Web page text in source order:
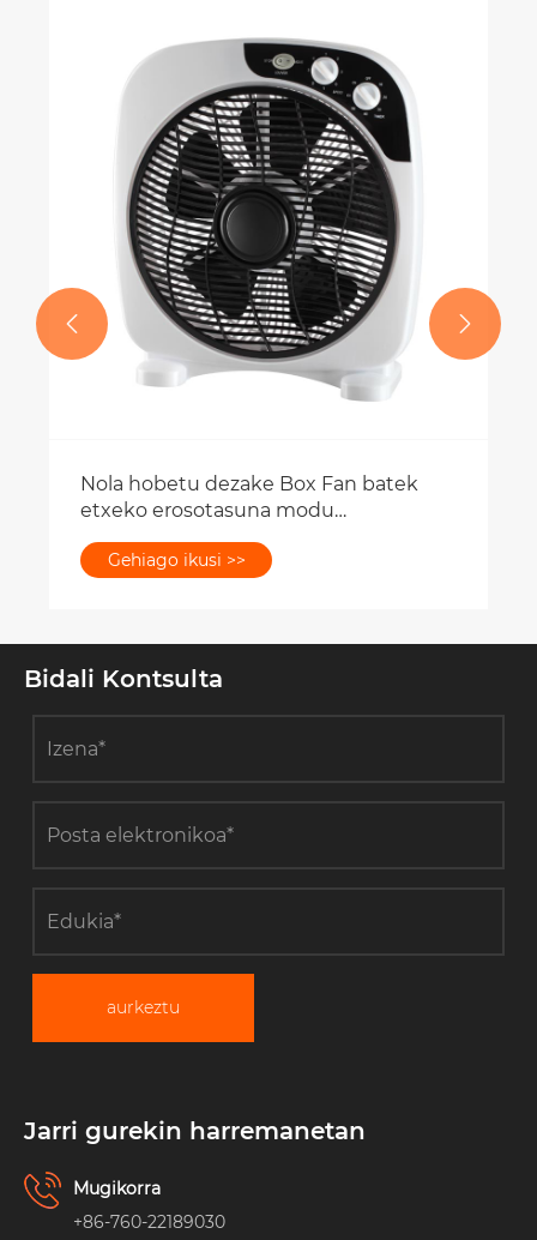
Zein da hobea, sabaiko haizagailua ala
zoruko haizagailua?
Gehiago ikusi >>
 
Bidali Kontsulta
aurkeztu
Jarri gurekin harremanetan
Mugikorra
+86-760-22189030